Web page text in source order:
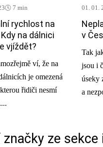
🕓 7 min
rychlost na
na dálnici
vjíždět?
ví, že na
je omezená
řidiči nesmí
01. 01.
v
Tak
jsou i
úseky
a
značky ze sekce